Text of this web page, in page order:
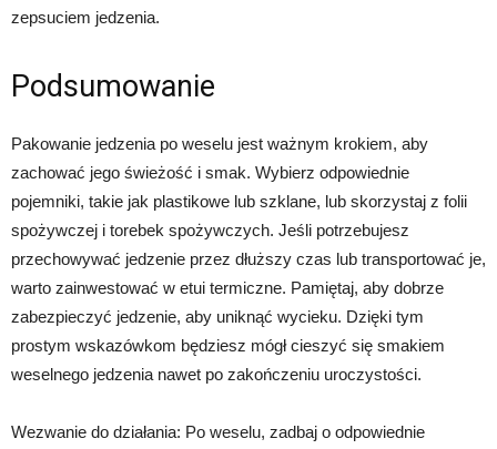
zepsuciem jedzenia.
Podsumowanie
Pakowanie jedzenia po weselu jest ważnym krokiem, aby
zachować jego świeżość i smak. Wybierz odpowiednie
pojemniki, takie jak plastikowe lub szklane, lub skorzystaj z folii
spożywczej i torebek spożywczych. Jeśli potrzebujesz
przechowywać jedzenie przez dłuższy czas lub transportować je,
warto zainwestować w etui termiczne. Pamiętaj, aby dobrze
zabezpieczyć jedzenie, aby uniknąć wycieku. Dzięki tym
prostym wskazówkom będziesz mógł cieszyć się smakiem
weselnego jedzenia nawet po zakończeniu uroczystości.
Wezwanie do działania: Po weselu, zadbaj o odpowiednie